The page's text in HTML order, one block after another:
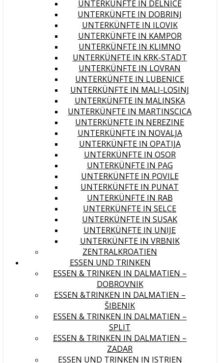
UNTERKÜNFTE IN DELNICE
UNTERKÜNFTE IN DOBRINJ
UNTERKÜNFTE IN ILOVIK
UNTERKÜNFTE IN KAMPOR
UNTERKÜNFTE IN KLIMNO
UNTERKÜNFTE IN KRK-STADT
UNTERKÜNFTE IN LOVRAN
UNTERKÜNFTE IN LUBENICE
UNTERKÜNFTE IN MALI-LOSINJ
UNTERKÜNFTE IN MALINSKA
UNTERKÜNFTE IN MARTINSCICA
UNTERKÜNFTE IN NEREZINE
UNTERKÜNFTE IN NOVALJA
UNTERKÜNFTE IN OPATIJA
UNTERKÜNFTE IN OSOR
UNTERKÜNFTE IN PAG
UNTERKÜNFTE IN POVILE
UNTERKÜNFTE IN PUNAT
UNTERKÜNFTE IN RAB
UNTERKÜNFTE IN SELCE
UNTERKÜNFTE IN SUSAK
UNTERKÜNFTE IN UNIJE
UNTERKÜNFTE IN VRBNIK
ZENTRALKROATIEN
ESSEN UND TRINKEN
ESSEN & TRINKEN IN DALMATIEN –
DOBROVNIK
ESSEN &TRINKEN IN DALMATIEN –
ŠIBENIK
ESSEN & TRINKEN IN DALMATIEN –
SPLIT
ESSEN & TRINKEN IN DALMATIEN –
ZADAR
ESSEN UND TRINKEN IN ISTRIEN